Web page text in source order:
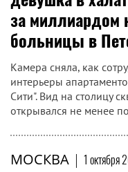
за миллиардом
больницы в
Камера сняла, как
интерьеры
Сити". Вид на столицу
открывался не менее
МОСКВА | 1 октября